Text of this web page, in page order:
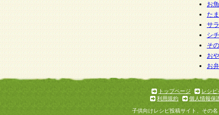
お
た
サ
シ
そ
お
お
トップページ
レシピ
利用規約
個人情報保
子供向けレシピ投稿サイト、その